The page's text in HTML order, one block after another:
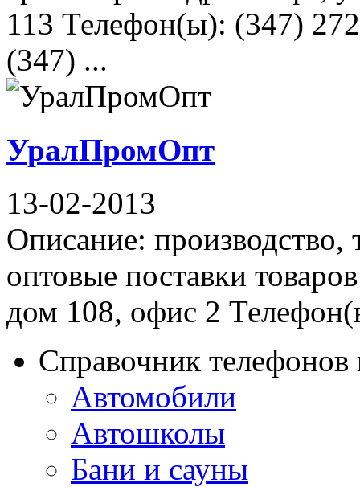
113 Телефон(ы): (347)
(347) ...
УралПромОпт
13-02-2013
Описание: производство,
оптовые поставки
дом 108, офис 2
Справочник
Автомобили
Автошколы
Бани и сауны